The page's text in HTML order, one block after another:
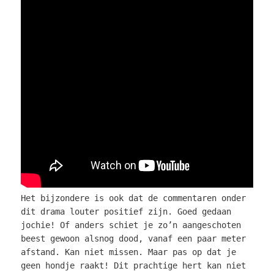
Het bijzondere is ook dat de commentaren onder
dit drama louter positief zijn. Goed gedaan
jochie! Of anders schiet je zo’n aangeschoten
beest gewoon alsnog dood, vanaf een paar meter
afstand. Kan niet missen. Maar pas op dat je
geen hondje raakt! Dit prachtige hert kan niet